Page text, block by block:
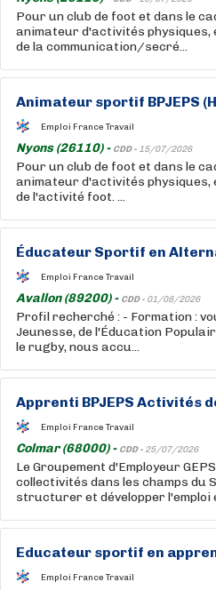
Pour un club de foot et dans le
animateur d'activités
de la communication/secré...
Animateur sportif BPJEPS
Emploi France Travail
Nyons (26110) - CDD - 15/07/2026
Pour un club de foot et dans le
animateur d'activités
de l'activité foot. ...
Éducateur Sportif en
Emploi France Travail
Avallon (89200) - CDD - 01/08/2026
Profil recherché : - Formation :
Jeunesse, de l'Éducation
le rugby, nous accu...
Apprenti BPJEPS Activités
Emploi France Travail
Colmar (68000) - CDD - 25/07/2026
Le Groupement d'Employeur
collectivités dans les champs du
structurer et développer l'emploi
Educateur sportif en
Emploi France Travail